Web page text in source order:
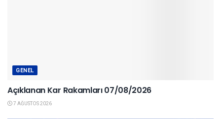
GENEL
Açıklanan Kar Rakamları 07/08/2026
7 AĞUSTOS 2026